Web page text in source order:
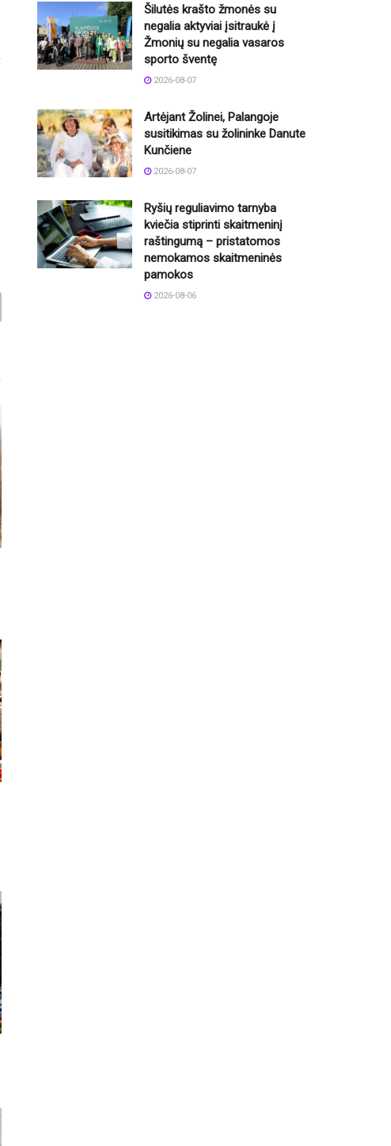
Šilutės krašto žmonės su
negalia aktyviai įsitraukė į
Žmonių su negalia vasaros
sporto šventę
2026-08-07
Artėjant Žolinei, Palangoje
susitikimas su žolininke Danute
Kunčiene
2026-08-07
Ryšių reguliavimo tarnyba
kviečia stiprinti skaitmeninį
raštingumą – pristatomos
nemokamos skaitmeninės
pamokos
2026-08-06